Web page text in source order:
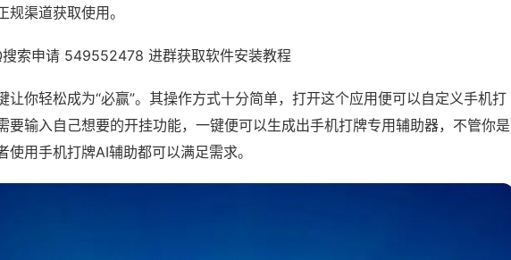
渠道获取使用。
搜索申请 549552478 进群获取软件安装教程
让你轻松成为“必赢”。其操作方式十分简单，打开这个应用便可以自定义手机打
要输入自己想要的开挂功能，一键便可以生成出手机打牌专用辅助器，不管你是
使用手机打牌AI辅助都可以满足需求。